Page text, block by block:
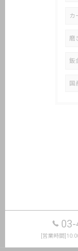
カ
磨
鈑
国
[営業時間